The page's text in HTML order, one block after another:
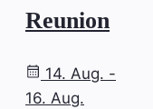
Reunion
14. Aug. -
16. Aug.